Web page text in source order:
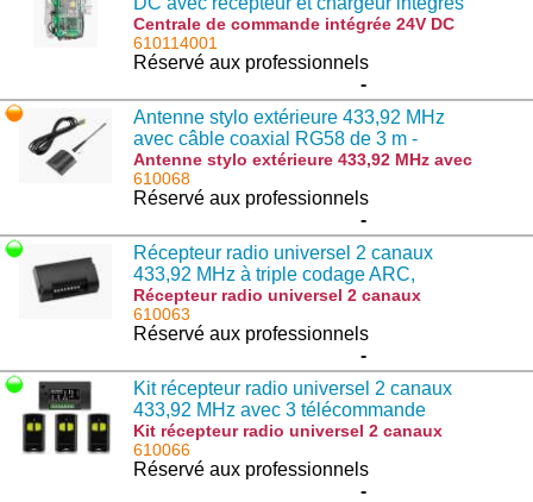
pour opérateur BULL SE - 968602649
Centrale de commande intégrée 24V DC
avec récepteur et chargeur intégrés pour
opérateur BULL SE - 968602649 : CP.B24-
610114001
Réservé aux professionnels
-
Antenne stylo extérieure 433,92 MHz
avec câble coaxial RG58 de 3 m -
907600922
Antenne stylo extérieure 433,92 MHz avec
câble coaxial RG58 de 3 m - 907600922 :
AW
610068
Réservé aux professionnels
-
Récepteur radio universel 2 canaux
433,92 MHz à triple codage ARC,
Rolling Code et Code Fixe - 9673103
Récepteur radio universel 2 canaux
433,92 MHz à triple codage ARC, Rolling
Code et Code Fixe - 9673103 : ONE.2WB
610063
Réservé aux professionnels
-
Kit récepteur radio universel 2 canaux
433,92 MHz avec 3 télécommande
TO.GO2VA - 952001928
Kit récepteur radio universel 2 canaux
433,92 MHz avec 3 télécommande
TO.GO2VA - 952001928 : KONE2WB-MS
610066
Réservé aux professionnels
-